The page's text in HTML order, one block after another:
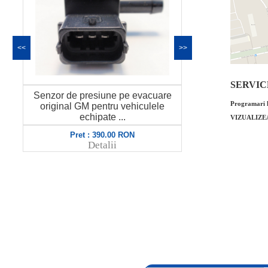
Senzor de presiune pe evacuare
original GM pentru vehiculele
echipate ...
Pret : 390.00 RON
Detalii
Victor
<< >>
Programari